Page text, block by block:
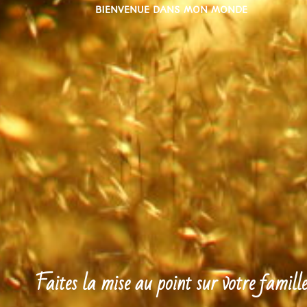
BIENVENUE DANS MON MONDE
Faites la mise au point sur votre famille